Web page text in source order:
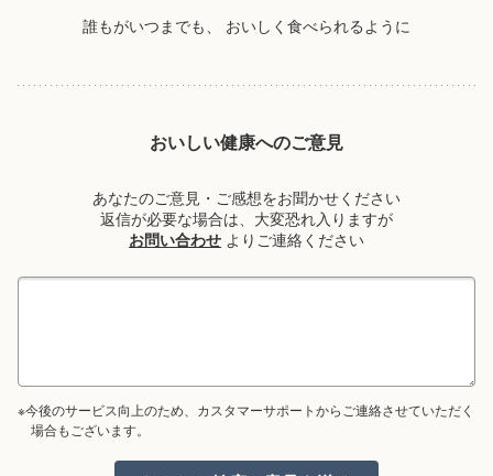
誰もがいつまでも、 おいしく食べられるように
おいしい健康へのご意見
あなたのご意見・ご感想をお聞かせください
返信が必要な場合は、大変恐れ入りますが
お問い合わせ よりご連絡ください
※今後のサービス向上のため、カスタマーサポートからご連絡させていただく
場合もございます。